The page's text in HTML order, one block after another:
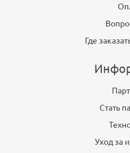
Где
Стать
Уход за